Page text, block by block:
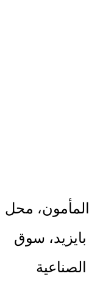
محل
سوق